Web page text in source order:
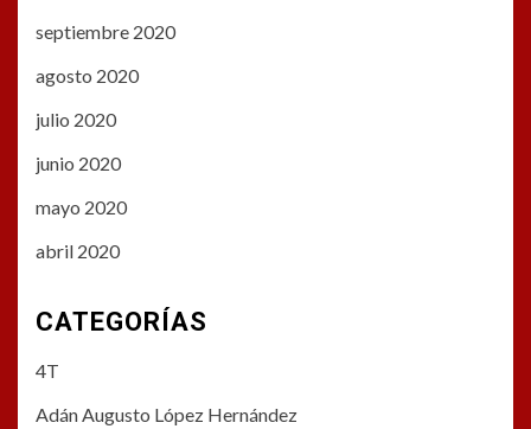
septiembre 2020
agosto 2020
julio 2020
junio 2020
mayo 2020
abril 2020
CATEGORÍAS
4T
Adán Augusto López Hernández